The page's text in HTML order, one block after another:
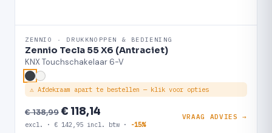
ZENNIO · DRUKKNOPPEN & BEDIENING
Zennio Tecla 55 X6 (Antraciet)
KNX Touchschakelaar 6-V
⚠ Afdekraam apart te bestellen — klik voor opties
€ 138,99€ 118,14
excl. · € 142,95 incl. btw · -15%
VRAAG ADVIES →